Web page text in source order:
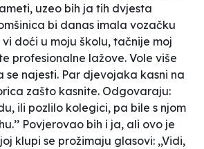
uzeo bih ja tih dvjesta
bi danas imala vozačku
doći u moju školu, tačnije moj
profesionalne lažove. Vole više
najesti. Par djevojaka kasni na
zašto kasnite. Odgovaraju:
ili pozlilo kolegici, pa bile s njom
Povjerovao bih i ja, ali ovo je
klupi se prožimaju glasovi: ,,Vidi,